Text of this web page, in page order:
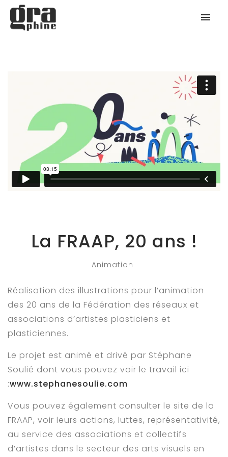
La FRAAP, 20 ans !
Animation
Réalisation des illustrations pour l’animation
des 20 ans de la Fédération des réseaux et
associations d’artistes plasticiens et
plasticiennes.
Le projet est animé et drivé par Stéphane
Soulié dont vous pouvez voir le travail ici
:www.stephanesoulie.com
Vous pouvez également consulter le site de la
FRAAP, voir leurs actions, luttes, représentativité,
au service des associations et collectifs
d’artistes dans le secteur des arts visuels en